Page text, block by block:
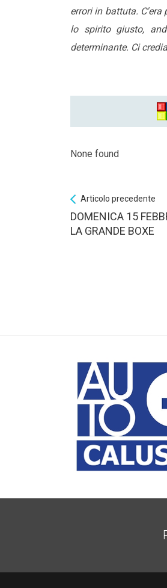
errori in battuta. C'era
lo spirito giusto,
determinante. Ci
None found
Articolo precedente
DOMENICA 15
LA GRANDE BOXE